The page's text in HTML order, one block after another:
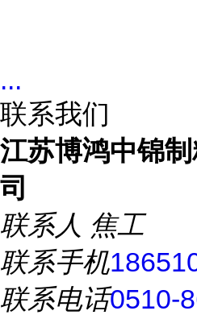
...
联系我们
江苏博鸿中锦
司
联系人 焦工
联系手机
联系电话0510-